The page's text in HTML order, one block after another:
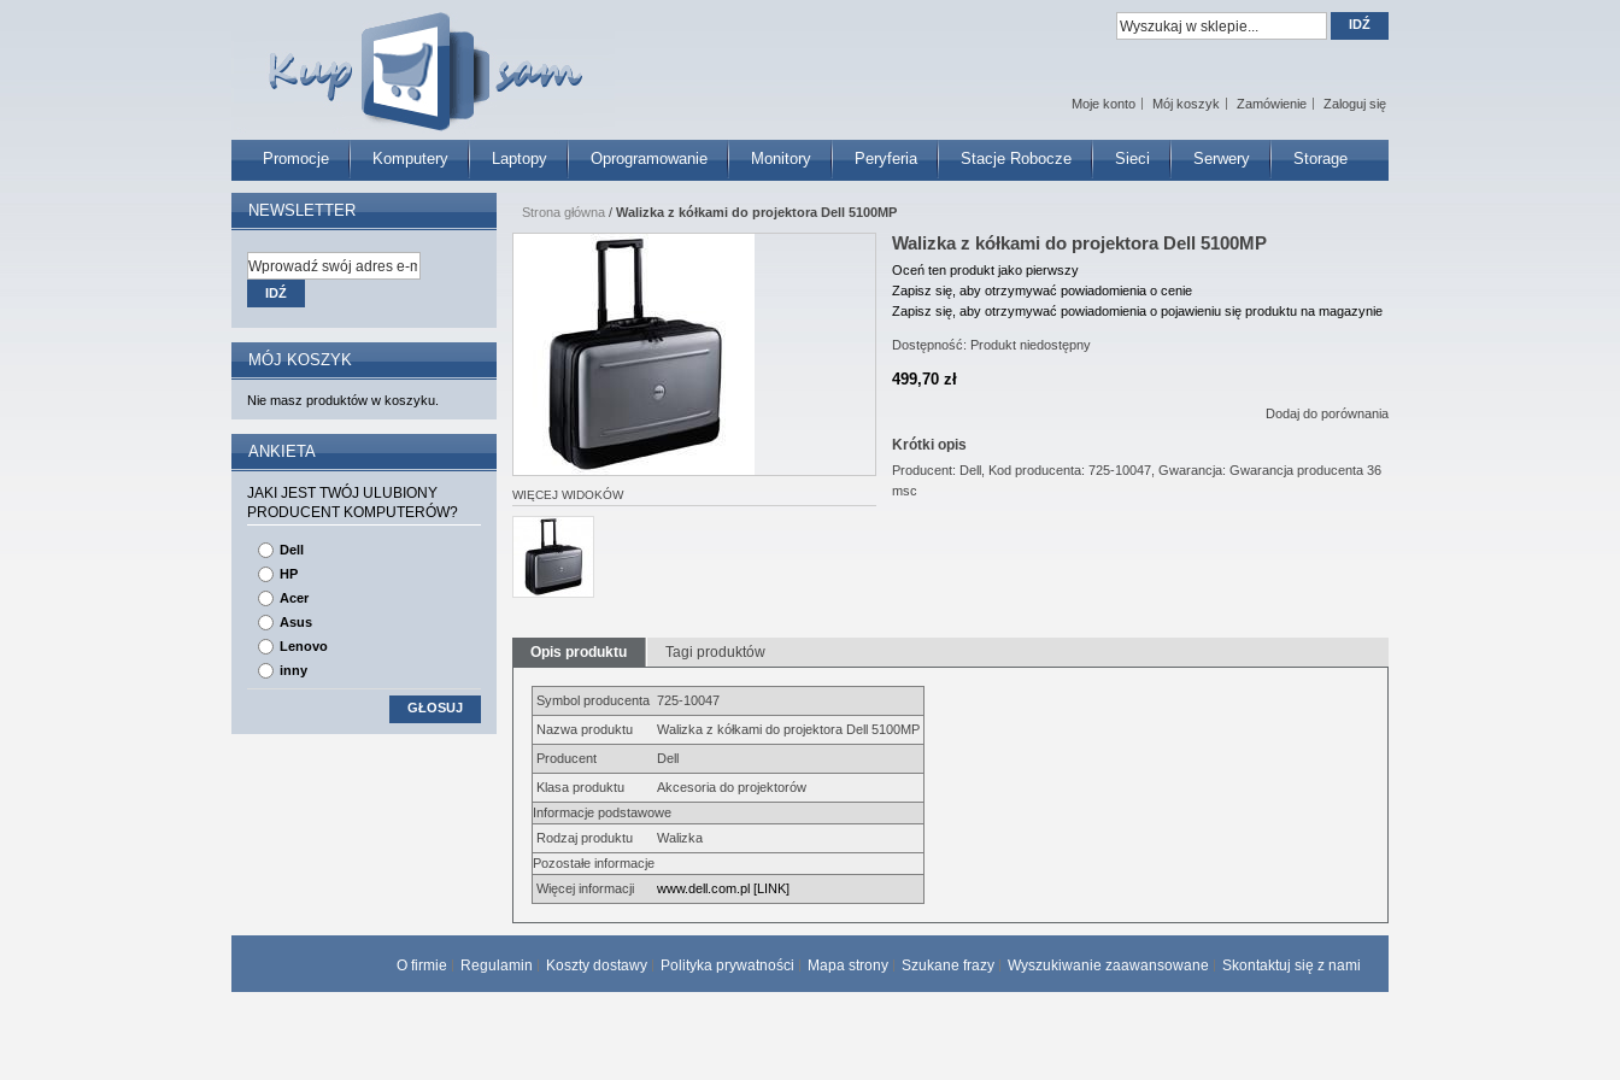
Promocje Komputery Laptopy Oprogramowanie Monitory Peryferia Stacje Robocze Sieci Serwery Storage
Moje konto Mój koszyk Zamówienie Zaloguj się
IDŹ
Strona główna / Walizka z kółkami do projektora Dell 5100MP
Walizka z kółkami do projektora Dell 5100MP
Oceń ten produkt jako pierwszy
Zapisz się, aby otrzymywać powiadomienia o cenie
Zapisz się, aby otrzymywać powiadomienia o pojawieniu się produktu na magazynie
Dostępność: Produkt niedostępny
499,70 zł
Dodaj do porównania
Krótki opis
Producent: Dell, Kod producenta: 725-10047, Gwarancja: Gwarancja producenta 36
msc
WIĘCEJ WIDOKÓW
Opis produktu Tagi produktów
Symbol producenta 725-10047
Nazwa produktu
Walizka z kółkami do projektora Dell 5100MP
Producent
Dell
Klasa produktu
Akcesoria do projektorów
Informacje podstawowe
Rodzaj produktu
Walizka
Pozostałe informacje
Więcej informacji
www.dell.com.pl [LINK]
NEWSLETTER
IDŹ
MÓJ KOSZYK
Nie masz produktów w koszyku.
ANKIETA
JAKI JEST TWÓJ ULUBIONY
PRODUCENT KOMPUTERÓW?
Dell
HP
Acer
Asus
Lenovo
inny
GŁOSUJ
O firmie Regulamin Koszty dostawy Polityka prywatności Mapa strony Szukane frazy Wyszukiwanie zaawansowane Skontaktuj się z nami